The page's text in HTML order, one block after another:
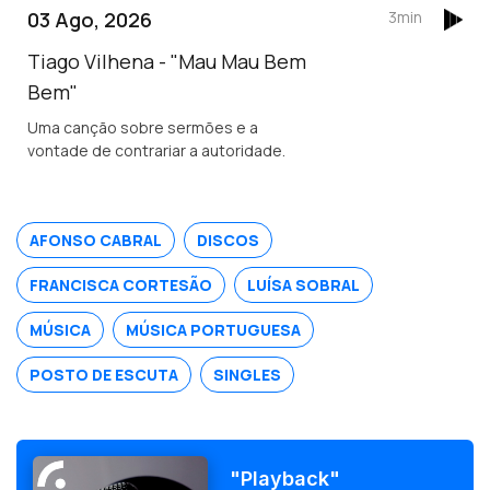
03 Ago, 2026
Tiago Vilhena - "Mau Mau Bem
Bem"
Uma canção sobre sermões e a
vontade de contrariar a autoridade.
3min
AFONSO CABRAL DISCOS
FRANCISCA CORTESÃO LUÍSA SOBRAL
MÚSICA MÚSICA PORTUGUESA
POSTO DE ESCUTA SINGLES
"Playback"